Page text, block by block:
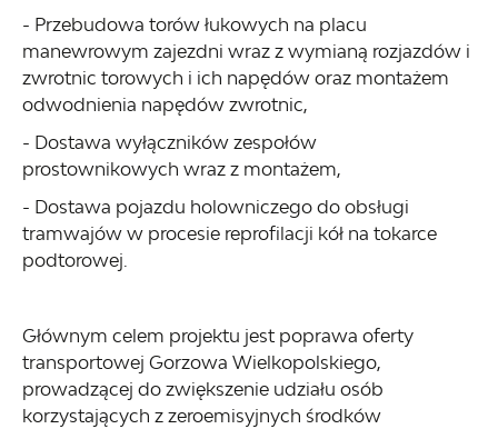
- Przebudowa torów łukowych na placu
manewrowym zajezdni wraz z wymianą rozjazdów i
zwrotnic torowych i ich napędów oraz montażem
odwodnienia napędów zwrotnic,
- Dostawa wyłączników zespołów
prostownikowych wraz z montażem,
- Dostawa pojazdu holowniczego do obsługi
tramwajów w procesie reprofilacji kół na tokarce
podtorowej.
Głównym celem projektu jest poprawa oferty
transportowej Gorzowa Wielkopolskiego,
prowadzącej do zwiększenie udziału osób
korzystających z zeroemisyjnych środków